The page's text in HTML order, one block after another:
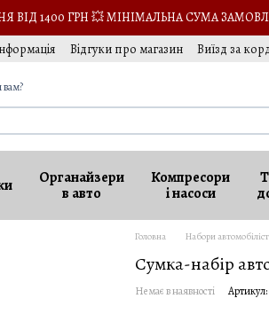
1400 ГРН 💥 МІНІМАЛЬНА СУМА
Відгуки про магазин
Виїзд за
вам?
Органайзери
в авто
Компресори
і насоси
Головна Набори
Сумка-набір
Немає в наявності